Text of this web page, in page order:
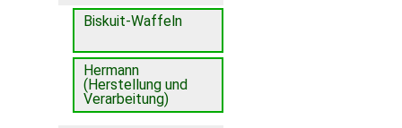
Biskuit-Waffeln
Hermann
(Herstellung und
Verarbeitung)